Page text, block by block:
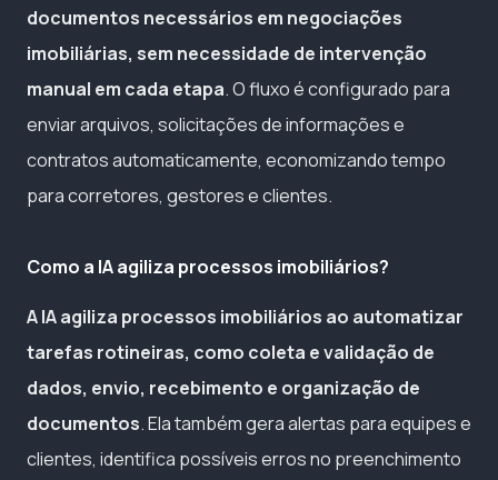
documentos necessários em negociações
imobiliárias, sem necessidade de intervenção
manual em cada etapa. O fluxo é configurado para
enviar arquivos, solicitações de informações e
contratos automaticamente, economizando tempo
para corretores, gestores e clientes.
Como a IA agiliza processos imobiliários?
A IA agiliza processos imobiliários ao automatizar
tarefas rotineiras, como coleta e validação de
dados, envio, recebimento e organização de
documentos. Ela também gera alertas para equipes e
clientes, identifica possíveis erros no preenchimento